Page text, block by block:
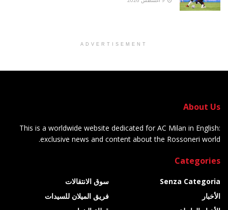
ADVERTISEMENT
About Us
This is a worldwide website dedicated for AC Milan in English:
exclusive news and content about the Rossoneri world.
Categories
Senza Categoria
الأخبار
سوق الانتقالات
فريق الميلان للسيدات